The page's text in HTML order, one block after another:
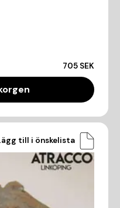
705 SEK
till i önskelista